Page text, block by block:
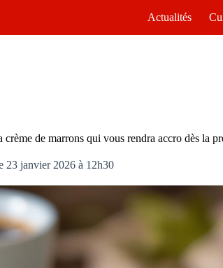
Actualités
de marrons qui vous rendra accro dès la
23 janvier 2026 à 12h30